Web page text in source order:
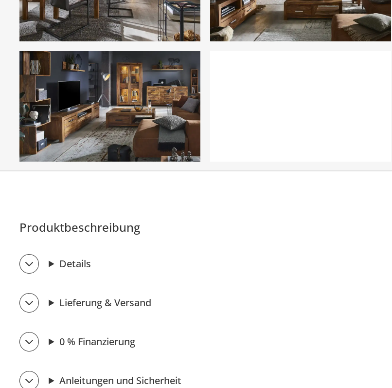
Produktbeschreibung
Details
Lieferung & Versand
0 % Finanzierung
Anleitungen und Sicherheit